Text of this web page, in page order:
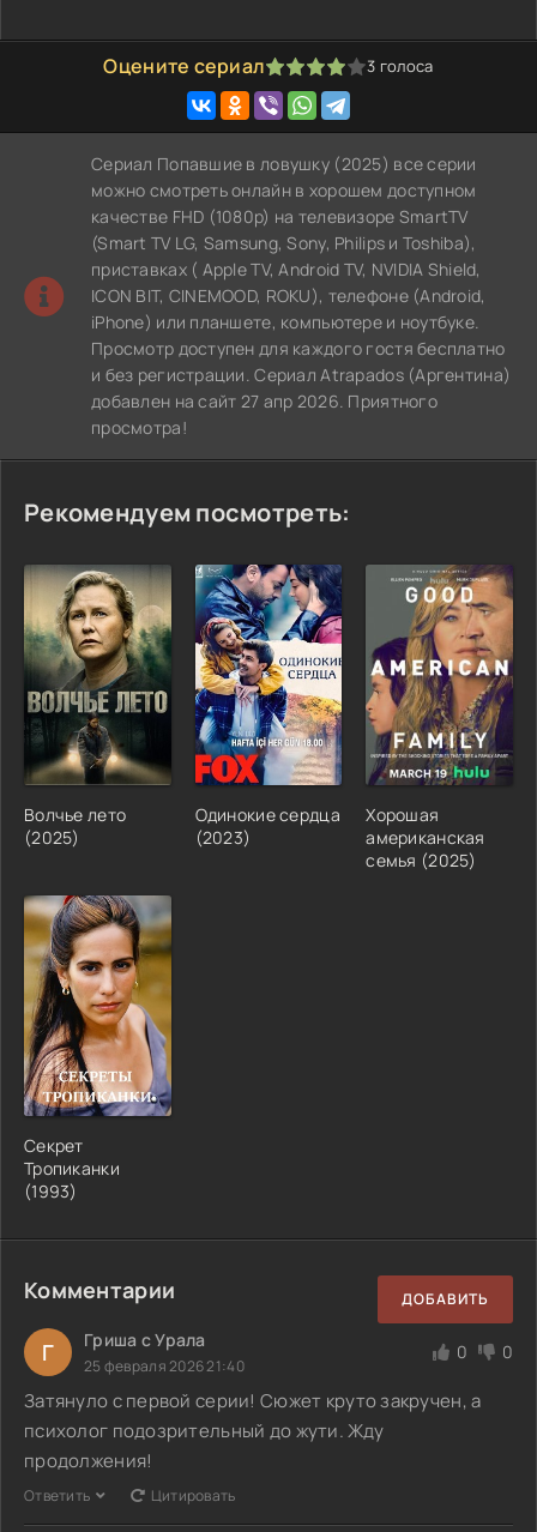
Оцените сериал
1 2 3 4 5 3 голоса
Сериал Попавшие в ловушку (2025) все серии
можно смотреть онлайн в хорошем доступном
качестве FHD (1080p) на телевизоре SmartTV
(Smart TV LG, Samsung, Sony, Philips и Toshiba),
приставках ( Apple TV, Android TV, NVIDIA Shield,
ICON BIT, CINEMOOD, ROKU), телефоне (Android,
iPhone) или планшете, компьютере и ноутбуке.
Просмотр доступен для каждого гостя бесплатно
и без регистрации. Сериал Atrapados (Аргентина)
добавлен на сайт 27 апр 2026. Приятного
просмотра!
Рекомендуем посмотреть:
Волчье лето
(2025)
Одинокие сердца
(2023)
Хорошая
американская
семья (2025)
Секрет
Тропиканки
(1993)
Комментарии ДОБАВИТЬ
Г Гриша с Урала
25 февраля 2026 21:40
0 0
Затянуло с первой серии! Сюжет круто закручен, а
психолог подозрительный до жути. Жду
продолжения!
Ответить Цитировать